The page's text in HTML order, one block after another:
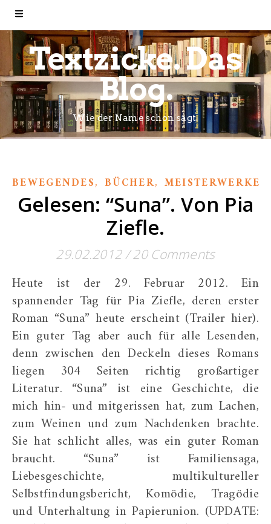
Textzicke. Das
Blog.
Wie der Name schon sagt.
BEWEGENDES, BÜCHER, MEISTERWERKE
Gelesen: “Suna”. Von Pia
Ziefle.
29.02.2012 / 20 Comments
Heute ist der 29. Februar 2012. Ein
spannender Tag für Pia Ziefle, deren erster
Roman “Suna” heute erscheint (Trailer hier).
Ein guter Tag aber auch für alle Lesenden,
denn zwischen den Deckeln dieses Romans
liegen 304 Seiten richtig großartiger
Literatur. “Suna” ist eine Geschichte, die
mich hin- und mitgerissen hat, zum Lachen,
zum Weinen und zum Nachdenken brachte.
Sie hat schlicht alles, was ein guter Roman
braucht. “Suna” ist Familiensaga,
Liebesgeschichte, multikultureller
Selbstfindungsbericht, Komödie, Tragödie
und Unterhaltung in Papierunion. (UPDATE: